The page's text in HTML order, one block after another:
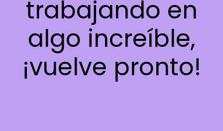
trabajando en
algo increíble,
¡vuelve pronto!